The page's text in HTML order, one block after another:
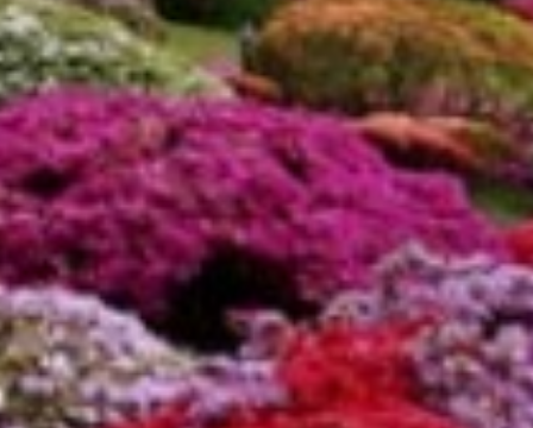
東北・北関東エリア
那須
那須Retreat
鬼怒川